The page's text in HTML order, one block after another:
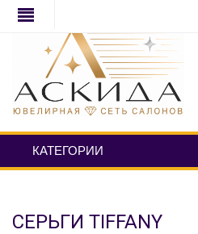
КАТЕГОРИИ
СЕРЬГИ TIFFANY